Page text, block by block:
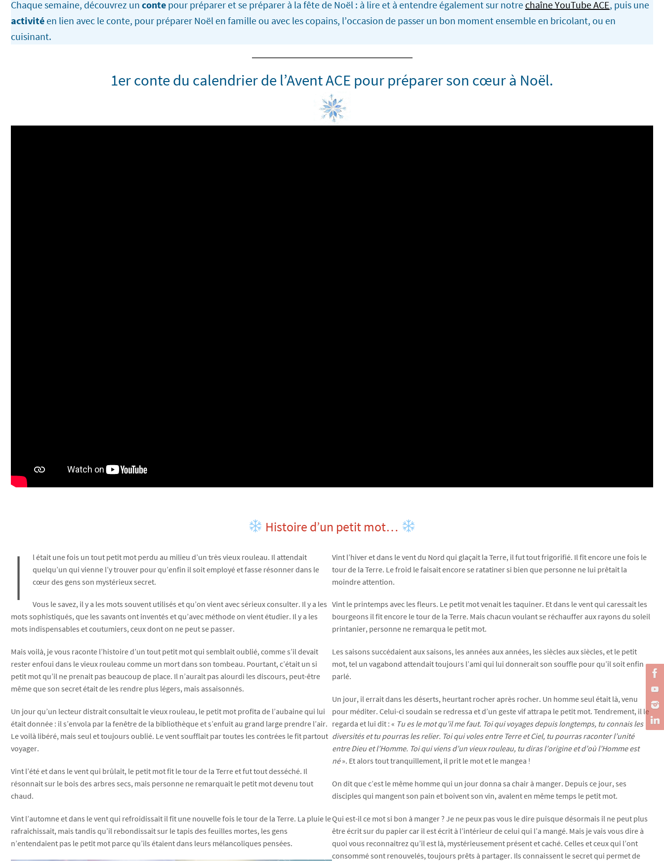
Chaque semaine, découvrez un conte pour préparer et se préparer à la fête de Noël : à lire et à entendre également sur notre chaîne YouTube ACE, puis une
activité en lien avec le conte, pour préparer Noël en famille ou avec les copains, l’occasion de passer un bon moment ensemble en bricolant, ou en
cuisinant.
1er conte du calendrier de l’Avent ACE pour préparer son cœur à Noël.
Histoire d’un petit mot…
I
l était une fois un tout petit mot perdu au milieu d’un très vieux rouleau. Il attendait
quelqu’un qui vienne l’y trouver pour qu’enfin il soit employé et fasse résonner dans le
cœur des gens son mystérieux secret.
Vous le savez, il y a les mots souvent utilisés et qu’on vient avec sérieux consulter. Il y a les
mots sophistiqués, que les savants ont inventés et qu’avec méthode on vient étudier. Il y a les
mots indispensables et coutumiers, ceux dont on ne peut se passer.
Mais voilà, je vous raconte l’histoire d’un tout petit mot qui semblait oublié, comme s’il devait
rester enfoui dans le vieux rouleau comme un mort dans son tombeau. Pourtant, c’était un si
petit mot qu’il ne prenait pas beaucoup de place. Il n’aurait pas alourdi les discours, peut-être
même que son secret était de les rendre plus légers, mais assaisonnés.
Un jour qu’un lecteur distrait consultait le vieux rouleau, le petit mot profita de l’aubaine qui lui
était donnée : il s’envola par la fenêtre de la bibliothèque et s’enfuit au grand large prendre l’air.
Le voilà libéré, mais seul et toujours oublié. Le vent soufflait par toutes les contrées le fit partout
voyager.
Vint l’été et dans le vent qui brûlait, le petit mot fit le tour de la Terre et fut tout desséché. Il
résonnait sur le bois des arbres secs, mais personne ne remarquait le petit mot devenu tout
chaud.
Vint l’automne et dans le vent qui refroidissait il fit une nouvelle fois le tour de la Terre. La pluie le
rafraîchissait, mais tandis qu’il rebondissait sur le tapis des feuilles mortes, les gens
n’entendaient pas le petit mot parce qu’ils étaient dans leurs mélancoliques pensées.
Vint l’hiver et dans le vent du Nord qui glaçait la Terre, il fut tout frigorifié. Il fit encore une fois le
tour de la Terre. Le froid le faisait encore se ratatiner si bien que personne ne lui prêtait la
moindre attention.
Vint le printemps avec les fleurs. Le petit mot venait les taquiner. Et dans le vent qui caressait les
bourgeons il fit encore le tour de la Terre. Mais chacun voulant se réchauffer aux rayons du soleil
printanier, personne ne remarqua le petit mot.
Les saisons succédaient aux saisons, les années aux années, les siècles aux siècles, et le petit
mot, tel un vagabond attendait toujours l’ami qui lui donnerait son souffle pour qu’il soit enfin
parlé.
Un jour, il errait dans les déserts, heurtant rocher après rocher. Un homme seul était là, venu
pour méditer. Celui-ci soudain se redressa et d’un geste vif attrapa le petit mot. Tendrement, il le
regarda et lui dit : « Tu es le mot qu’il me faut. Toi qui voyages depuis longtemps, tu connais les
diversités et tu pourras les relier. Toi qui voles entre Terre et Ciel, tu pourras raconter l’unité
entre Dieu et l’Homme. Toi qui viens d’un vieux rouleau, tu diras l’origine et d’où l’Homme est
né». Et alors tout tranquillement, il prit le mot et le mangea !
On dit que c’est le même homme qui un jour donna sa chair à manger. Depuis ce jour, ses
disciples qui mangent son pain et boivent son vin, avalent en même temps le petit mot.
Qui est-il ce mot si bon à manger ? Je ne peux pas vous le dire puisque désormais il ne peut plus
être écrit sur du papier car il est écrit à l’intérieur de celui qui l’a mangé. Mais je vais vous dire à
quoi vous reconnaitrez qu’il est là, mystérieusement présent et caché. Celles et ceux qui l’ont
consommé sont renouvelés, toujours prêts à partager. Ils connaissent le secret qui permet de